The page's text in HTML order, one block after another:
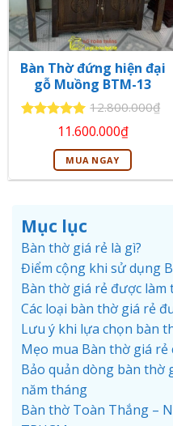
Bàn Thờ đứng hiện đại
gỗ Muồng BTM-13
Được xếp
5
12.800.000₫
Giá
gốc
là:
12.800.000₫.
11.600.000₫Giá
hiện
tại
là:
MUA NGAY
Mục lục
Bàn thờ giá rẻ là gì?
Điểm cộng khi sử dụng
Bàn thờ giá rẻ được làm
Các loại bàn thờ giá rẻ
Lưu ý khi lựa chọn bàn
Mẹo mua Bàn thờ giá rẻ
Bảo quản dòng bàn thờ
năm tháng
Bàn thờ Toàn Thắng –